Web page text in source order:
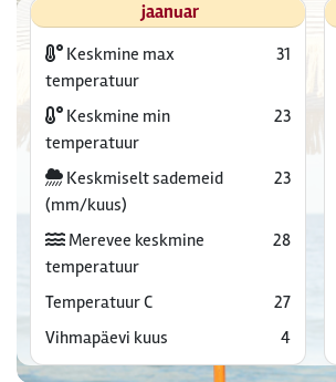
jaanuar
Keskmine max
temperatuur
31
Keskmine min
temperatuur
23
Keskmiselt sademeid
(mm/kuus)
23
Merevee keskmine
temperatuur
28
Temperatuur C
27
Vihmapäevi kuus
4